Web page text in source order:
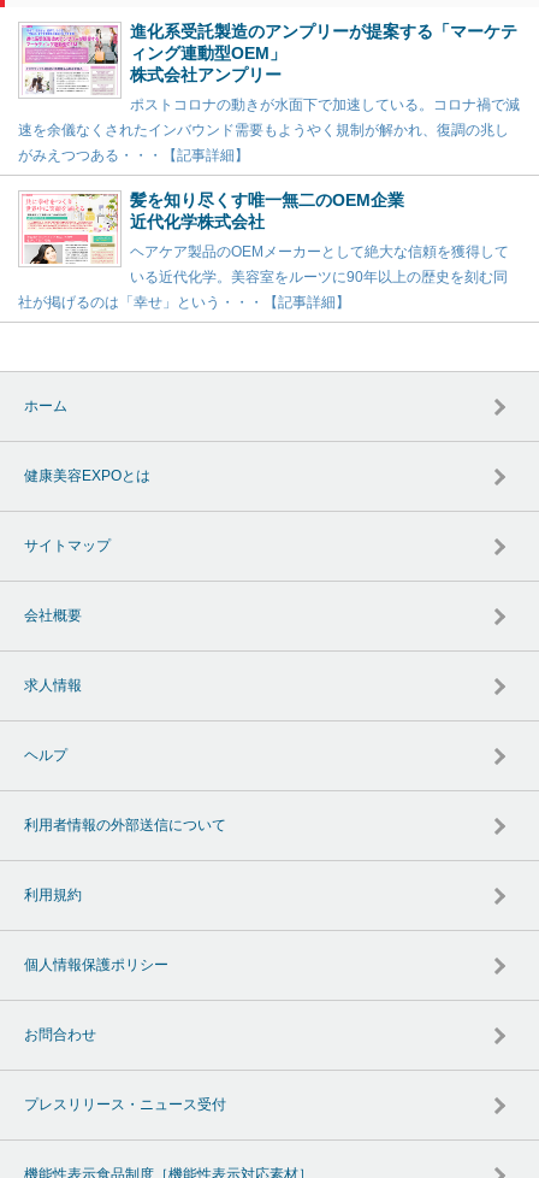
進化系受託製造のアンプリーが提案する「マーケテ
ィング連動型OEM」
株式会社アンプリー
ポストコロナの動きが水面下で加速している。コロナ禍で減
速を余儀なくされたインバウンド需要もようやく規制が解かれ、復調の兆し
がみえつつある・・・【記事詳細】
髪を知り尽くす唯一無二のOEM企業
近代化学株式会社
ヘアケア製品のOEMメーカーとして絶大な信頼を獲得して
いる近代化学。美容室をルーツに90年以上の歴史を刻む同
社が掲げるのは「幸せ」という・・・【記事詳細】
ホーム
健康美容EXPOとは
サイトマップ
会社概要
求人情報
ヘルプ
利用者情報の外部送信について
利用規約
個人情報保護ポリシー
お問合わせ
プレスリリース・ニュース受付